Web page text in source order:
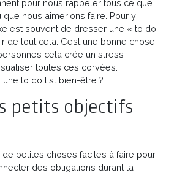
pour nous rappeler tous ce que
que nous aimerions faire. Pour y
est souvent de dresser une « to do
de tout cela. C’est une bonne chose
cela crée un stress
toutes ces corvées.
une to do list bien-être ?
petits objectifs
petites choses faciles à faire pour
des obligations durant la